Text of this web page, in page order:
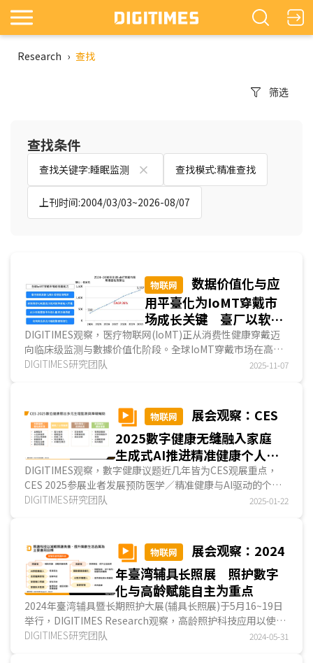
Research › 查找
筛选
查找条件
查找关键字:睡眠监测 查找模式:精准查找
上刊时间:2004/03/03~2026-08/07
物联网
数据价值化与应
用平臺化为IoMT穿戴市
场成长关键 臺厂以软硬
整合及医疗验证合作为突
破口
DIGITIMES观察，医疗物联网(IoMT)正从消费性健康穿戴迈
向临床级监测与數據价值化阶段。全球IoMT穿戴市场在高龄
化、慢性病普及与線上医疗常态化的推动下快速成长，2...
DIGITIMES研究团队 2025-11-07
物联网
展会观察：CES
2025數字健康无缝融入家庭
生成式AI推进精准健康个人化
服务
DIGITIMES观察，數字健康议题近几年皆为CES观展重点，
CES 2025参展业者发展预防医学／精准健康与AI驱动的个人
化指导产品／服务已成为趋势，全龄健康管理、心理.....
DIGITIMES研究团队 2025-01-22
物联网
展会观察：2024
年臺湾辅具长照展 照护數字
化与高龄赋能自主为重点
2024年臺湾辅具暨长期照护大展(辅具长照展)于5月16~19日
举行，DIGITIMES Research观察，高龄照护科技应用以使用
者需求为导向，主要分为两大类型，包括为照护者减...
DIGITIMES研究团队 2024-05-31